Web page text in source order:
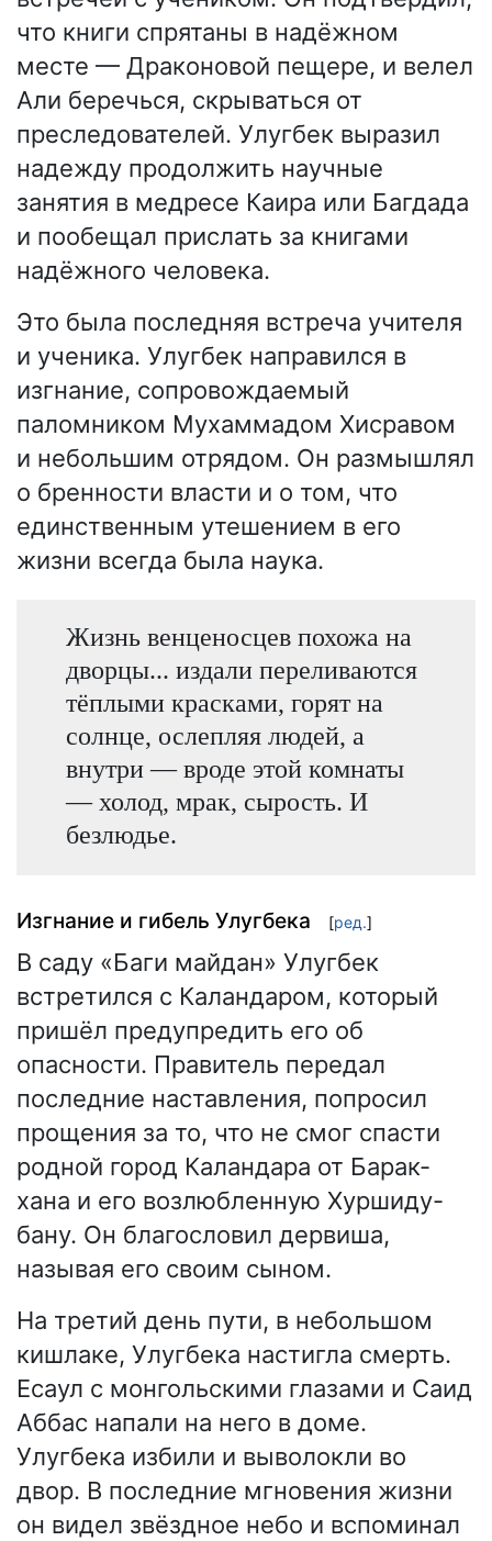
что книги спрятаны в надёжном
месте — Драконовой пещере, и велел
Али беречься, скрываться от
преследователей. Улугбек выразил
надежду продолжить научные
занятия в медресе Каира или Багдада
и пообещал прислать за книгами
надёжного человека.
Это была последняя встреча учителя
и ученика. Улугбек направился в
изгнание, сопровождаемый
паломником Мухаммадом Хисравом
и небольшим отрядом. Он размышлял
о бренности власти и о том, что
единственным утешением в его
жизни всегда была наука.
Жизнь венценосцев похожа на
дворцы... издали переливаются
тёплыми красками, горят на
солнце, ослепляя людей, а
внутри — вроде этой комнаты
— холод, мрак, сырость. И
безлюдье.
Изгнание и гибель Улугбека [ред.]
В саду «Баги майдан» Улугбек
встретился с Каландаром, который
пришёл предупредить его об
опасности. Правитель передал
последние наставления, попросил
прощения за то, что не смог спасти
родной город Каландара от Барак-
хана и его возлюбленную Хуршиду-
бану. Он благословил дервиша,
называя его своим сыном.
На третий день пути, в небольшом
кишлаке, Улугбека настигла смерть.
Есаул с монгольскими глазами и Саид
Аббас напали на него в доме.
Улугбека избили и выволокли во
двор. В последние мгновения жизни
он видел звёздное небо и вспоминал